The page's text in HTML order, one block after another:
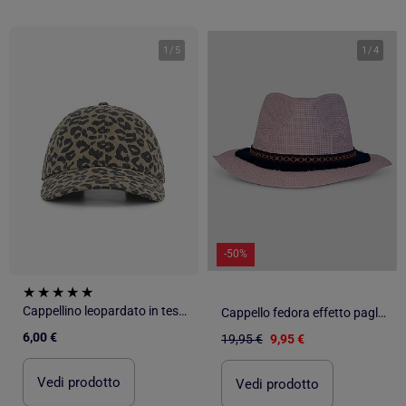
1 / 5
Cappellino leopardato in tessuto
6,00 €
Vedi prodotto
1 /4
-50%
Cappello fedora effetto paglia Kebello
19,95 € 9,95 €
Vedi prodotto